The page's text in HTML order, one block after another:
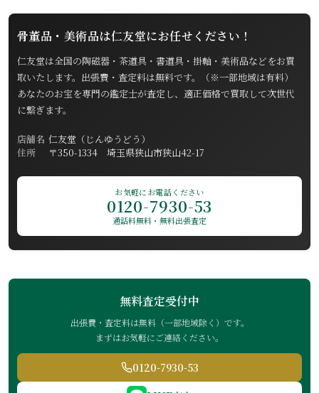
骨董品・美術品は仁友堂にお任せください！
仁友堂は全国の陶磁器・茶道具・書道具・掛軸・美術品などをお買
取いたします。出張費・査定料は無料です。（※一部地域は有料）
あなたのお宝を専門の鑑定士が査定し、適正価格で買取して次世代
に繋ぎます。
店舗名 仁友堂（じんゆうどう）
住所
〒350-1334 埼玉県狭山市狭山42-17
お気軽にお電話ください
0120-7930-53
通話料無料・無料出張査定
無料査定受付中
出張費・査定料は無料（一部地域除く）です。
まずはお気軽にご連絡ください。
0120-7930-53